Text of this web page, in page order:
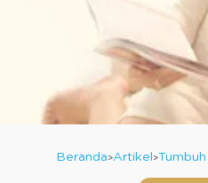
Beranda Artikel